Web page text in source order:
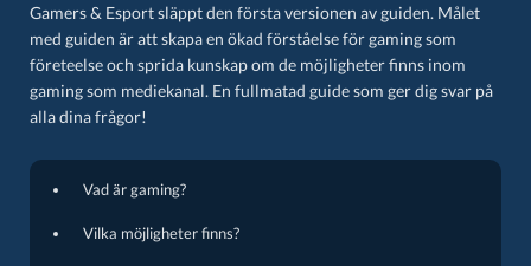
Gamers & Esport släppt den första versionen av guiden. Målet
med guiden är att skapa en ökad förståelse för gaming som
företeelse och sprida kunskap om de möjligheter finns inom
gaming som mediekanal. En fullmatad guide som ger dig svar på
alla dina frågor!
Vad är gaming?
Vilka möjligheter finns?